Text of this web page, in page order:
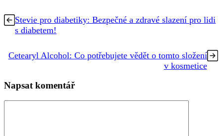
Stevie pro diabetiky: Bezpečné a zdravé slazení pro lidi
s diabetem!
Cetearyl Alcohol: Co potřebujete vědět o tomto složení
v kosmetice
Napsat komentář